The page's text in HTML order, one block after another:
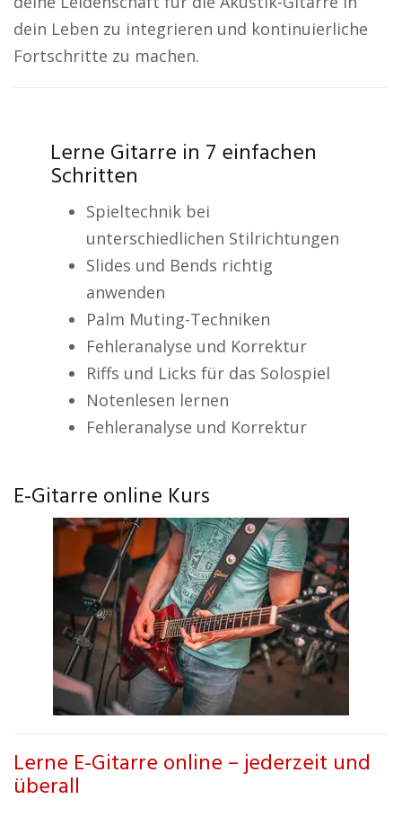
dein Leben zu integrieren und kontinuierliche
Fortschritte zu machen.
Lerne Gitarre in 7 einfachen
Schritten
Spieltechnik bei
unterschiedlichen Stilrichtungen
Slides und Bends richtig
anwenden
Palm Muting-Techniken
Fehleranalyse und Korrektur
Riffs und Licks für das Solospiel
Notenlesen lernen
Fehleranalyse und Korrektur
E-Gitarre online Kurs
Lerne E-Gitarre online – jederzeit und
überall